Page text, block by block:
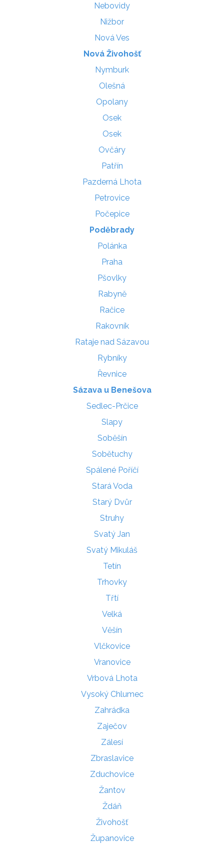
Nebovidy
Nižbor
Nová Ves
Nová Živohošť
Nymburk
Olešná
Opolany
Osek
Osek
Ovčáry
Patřín
Pazderná Lhota
Petrovice
Počepice
Poděbrady
Polánka
Praha
Pšovlky
Rabyně
Račice
Rakovník
Rataje nad Sázavou
Rybníky
Řevnice
Sázava u Benešova
Sedlec-Prčice
Slapy
Soběšín
Sobětuchy
Spálené Poříčí
Stará Voda
Starý Dvůr
Struhy
Svatý Jan
Svatý Mikuláš
Tetín
Trhovky
Třtí
Velká
Věšín
Vlčkovice
Vranovice
Vrbová Lhota
Vysoký Chlumec
Zahrádka
Zaječov
Zálesí
Zbraslavice
Zduchovice
Žantov
Ždáň
Živohošť
Županovice